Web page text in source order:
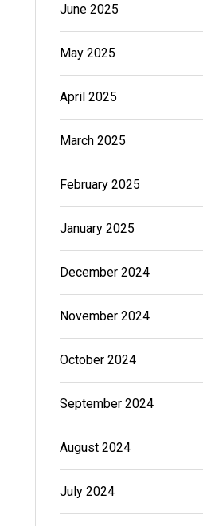
June 2025
May 2025
April 2025
March 2025
February 2025
January 2025
December 2024
November 2024
October 2024
September 2024
August 2024
July 2024